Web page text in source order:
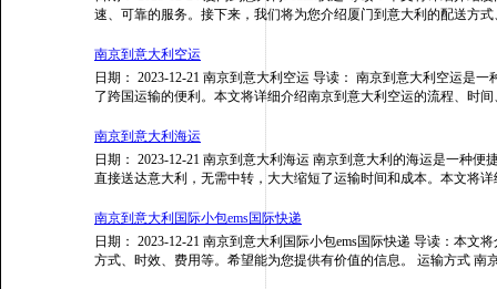
速、可靠的服务。接下来，我们将为您介绍厦门到意大利的配送方
南京到意大利空运
日期： 2023-12-21 南京到意大利空运 导读： 南京到意大利空运是
了跨国运输的便利。本文将详细介绍南京到意大利空运的流程、时
南京到意大利海运
日期： 2023-12-21 南京到意大利海运 南京到意大利的海运是一种
直接送达意大利，无需中转，大大缩短了运输时间和成本。本文将
南京到意大利国际小包ems国际快递
日期： 2023-12-21 南京到意大利国际小包ems国际快递 导读：本文
方式、时效、费用等。希望能为您提供有价值的信息。 运输方式 南